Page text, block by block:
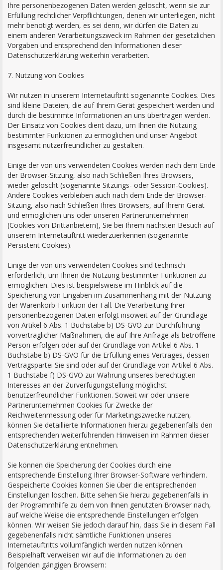
Ihre personenbezogenen Daten werden gelöscht, wenn sie zur
Erfüllung rechtlicher Verpflichtungen, denen wir unterliegen, nicht
mehr benötigt werden, es sei denn, wir dürfen die Daten zu
einem anderen Verarbeitungszweck im Rahmen der gesetzlichen
Vorgaben und entsprechend den Informationen dieser
Datenschutzerklärung weiterhin verarbeiten.
7. Nutzung von Cookies
Wir nutzen in unserem Internetauftritt sogenannte Cookies. Dies
sind kleine Dateien, die auf Ihrem Gerät gespeichert werden und
durch die bestimmte Informationen an uns übertragen werden.
Der Einsatz von Cookies dient dazu, um Ihnen die Nutzung
bestimmter Funktionen zu ermöglichen und unser Angebot
insgesamt nutzerfreundlicher zu gestalten.
Einige der von uns verwendeten Cookies werden nach dem Ende
der Browser-Sitzung, also nach Schließen Ihres Browsers,
wieder gelöscht (sogenannte Sitzungs- oder Session-Cookies).
Andere Cookies verbleiben auch nach dem Ende der Browser-
Sitzung, also nach Schließen Ihres Browsers, auf Ihrem Gerät
und ermöglichen uns oder unseren Partnerunternehmen
(Cookies von Drittanbietern), Sie bei Ihrem nächsten Besuch auf
unserem Internetauftritt wiederzuerkennen (sogenannte
Persistent Cookies).
Einige der von uns verwendeten Cookies sind technisch
erforderlich, um Ihnen die Nutzung bestimmter Funktionen zu
ermöglichen. Dies ist beispielsweise im Hinblick auf die
Speicherung von Eingaben im Zusammenhang mit der Nutzung
der Warenkorb-Funktion der Fall. Die Verarbeitung Ihrer
personenbezogenen Daten erfolgt insoweit auf der Grundlage
von Artikel 6 Abs. 1 Buchstabe b) DS-GVO zur Durchführung
vorvertraglicher Maßnahmen, die auf Ihre Anfrage als betroffene
Person erfolgen oder auf der Grundlage von Artikel 6 Abs. 1
Buchstabe b) DS-GVO für die Erfüllung eines Vertrages, dessen
Vertragspartei Sie sind oder auf der Grundlage von Artikel 6 Abs.
1 Buchstabe f) DS-GVO zur Wahrung unseres berechtigten
Interesses an der Zurverfügungstellung möglichst
benutzerfreundlicher Funktionen. Soweit wir oder unsere
Partnerunternehmen Cookies für Zwecke der
Reichweitenmessung oder für Marketingszwecke nutzen,
können Sie detaillierte Informationen hierzu gegebenenfalls den
entsprechenden weiterführenden Hinweisen im Rahmen dieser
Datenschutzerklärung entnehmen.
Sie können die Speicherung der Cookies durch eine
entsprechende Einstellung Ihrer Browser-Software verhindern.
Gespeicherte Cookies können Sie über die entsprechenden
Einstellungen löschen. Bitte sehen Sie hierzu gegebenenfalls in
der Programmhilfe zu dem von Ihnen genutzten Browser nach,
auf welche Weise die entsprechende Einstellungen erfolgen
können. Wir weisen Sie jedoch darauf hin, dass Sie in diesem Fall
gegebenenfalls nicht sämtliche Funktionen unseres
Internetauftritts vollumfänglich werden nutzen können.
Beispielhaft verweisen wir auf die Informationen zu den
folgenden gängigen Browsern: